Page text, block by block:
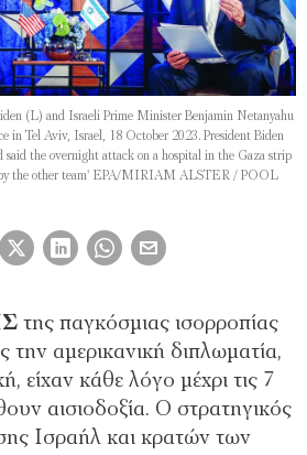
(L) and Israeli Prime Minister Benjamin Netanyahu
in Tel Aviv, Israel, 18 October 2023. President Biden
said the overnight attack on a hospital in the Gaza strip
'by the other team' EPA/MIRIAM ALSTER / POOL
της παγκόσμιας ισορροπίας
την αμερικανική διπλωματία,
είχαν κάθε λόγο μέχρι τις 7
αισιοδοξία. Ο στρατηγικός
Ισραήλ και κρατών των